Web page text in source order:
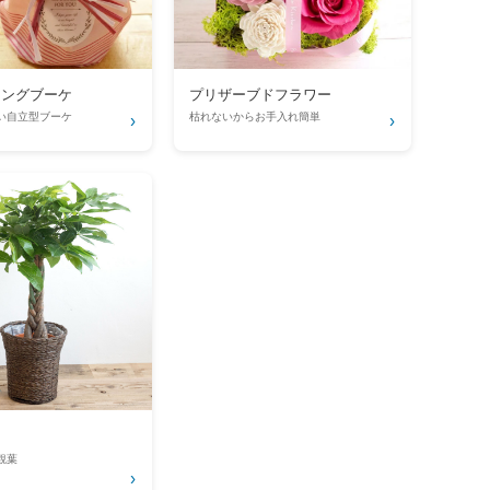
グブーケ
自立型ブーケ ›
プリザーブドフラワー
枯れないからお手入れ簡単 ›
葉
›